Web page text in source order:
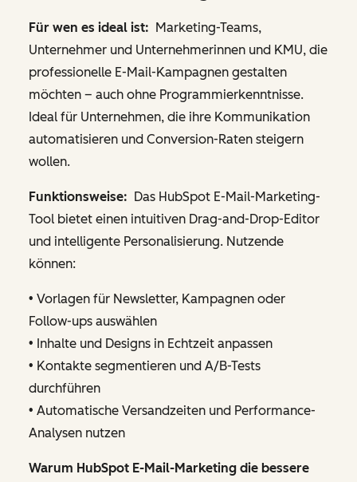
Für wen es ideal ist: Marketing-Teams,
Unternehmer und Unternehmerinnen und KMU, die
professionelle E-Mail-Kampagnen gestalten
möchten – auch ohne Programmierkenntnisse.
Ideal für Unternehmen, die ihre Kommunikation
automatisieren und Conversion-Raten steigern
wollen.
Funktionsweise: Das HubSpot E-Mail-Marketing-
Tool bietet einen intuitiven Drag-and-Drop-Editor
und intelligente Personalisierung. Nutzende
können:
• Vorlagen für Newsletter, Kampagnen oder
Follow-ups auswählen
• Inhalte und Designs in Echtzeit anpassen
• Kontakte segmentieren und A/B-Tests
durchführen
• Automatische Versandzeiten und Performance-
Analysen nutzen
Warum HubSpot E-Mail-Marketing die bessere